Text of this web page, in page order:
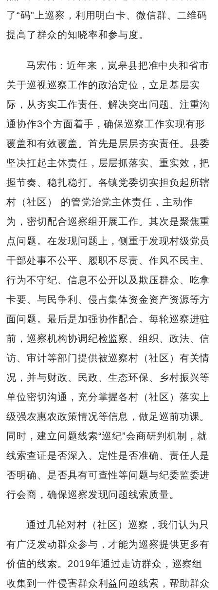
了“码”上巡察，利用明白卡、微信群、二维码
提高了群众的知晓率和参与度。
马宏伟：近年来，岚皋县把准中央和省市
关于巡视巡察工作的政治定位，立足基层实
际，从夯实工作责任、解决突出问题、注重沟
通协作3个方面着手，确保巡察工作实现有形
覆盖和有效覆盖。首先是层层夯实责任。县委
坚决扛起主体责任，层层抓落实、重实效，把
握节奏、稳扎稳打。各镇党委切实担负起所辖
村（社区） 的管党治党主体责任，主动作
为，密切配合巡察组开展工作。其次是聚焦重
点问题。在发现问题上，侧重于发现村级党员
干部处事不公平、履职不尽责、作风不民主、
行为不守纪、信息不公开以及欺压群众、吃拿
卡要、与民争利、侵占集体资金资产资源等方
面问题。最后是加强协作配合。每轮巡察进驻
前，巡察机构协调纪检监察、组织、政法、信
访、审计等部门提供被巡察村（社区）有关情
况，并与财政、民政、生态环保、乡村振兴等
单位密切沟通，充分掌握各村（社区）落实上
级强农惠农政策情况等信息，做足巡前功课。
同时，建立问题线索“巡纪”会商研判机制，就
线索查证是否深入、定性是否准确、责任人是
否明确、是否具有可查性等问题与纪委监委进
行会商，确保巡察发现问题线索质量。
通过几轮对村（社区）巡察，我们认为只
有广泛发动群众参与，才能为巡察提供更多有
价值的线索。2019年通过走访群众，巡察组
收集到一件侵害群众利益问题线索，帮助群众